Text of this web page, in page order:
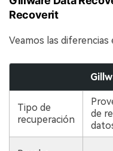
Recoverit
Veamos las diferencias
Tipo de
recuperación
de